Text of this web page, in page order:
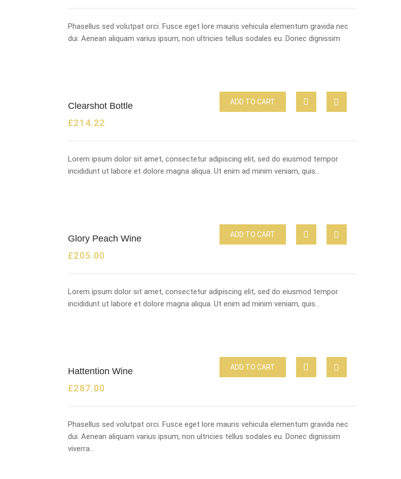
Phasellus sed volutpat orci. Fusce eget lore mauris vehicula elementum gravida nec
dui. Aenean aliquam varius ipsum, non ultricies tellus sodales eu. Donec dignissim
Clearshot Bottle
£214.22
ADD TO CART
Lorem ipsum dolor sit amet, consectetur adipiscing elit, sed do eiusmod tempor
incididunt ut labore et dolore magna aliqua. Ut enim ad minim veniam, quis…
Glory Peach Wine
£205.00
ADD TO CART
Lorem ipsum dolor sit amet, consectetur adipiscing elit, sed do eiusmod tempor
incididunt ut labore et dolore magna aliqua. Ut enim ad minim veniam, quis…
Hattention Wine
£287.00
ADD TO CART
Phasellus sed volutpat orci. Fusce eget lore mauris vehicula elementum gravida nec
dui. Aenean aliquam varius ipsum, non ultricies tellus sodales eu. Donec dignissim
viverra…